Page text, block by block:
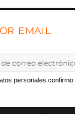
EMAIL
personales